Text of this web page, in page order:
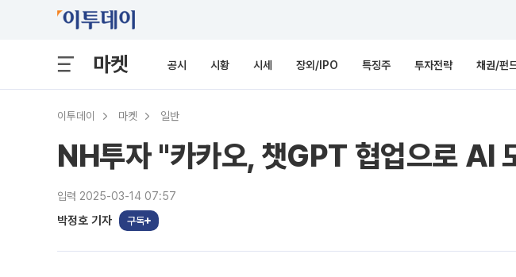
마켓 공시 시황 시세 장외/IPO 특징주 투자전략 채권/펀
이투데이 마켓 일반
NH투자 "카카오, 챗GPT 협업으로
입력 2025-03-14 07:57
박정호 기자 구독